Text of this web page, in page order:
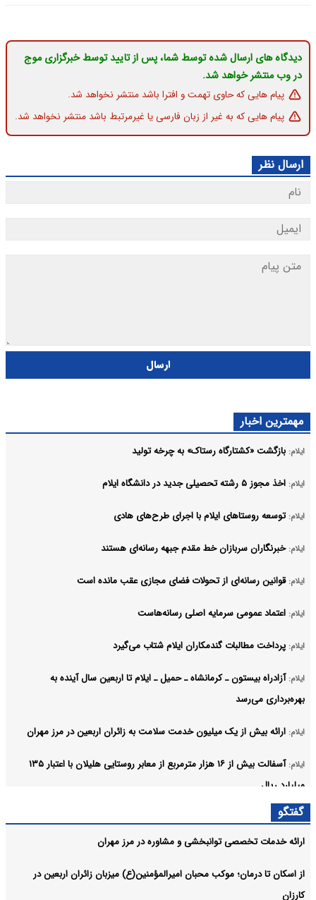
دیدگاه های ارسال شده توسط شما، پس از تایید توسط خبرگزاری موج
در وب منتشر خواهد شد.
پیام هایی که حاوی تهمت و افترا باشد منتشر نخواهد شد.
پیام هایی که به غیر از زبان فارسی یا غیرمرتبط باشد منتشر نخواهد شد.
ارسال نظر
ارسال
مهمترین اخبار
ایلام: بازگشت «کشتارگاه رستاک» به چرخه تولید
ایلام: اخذ مجوز ۵ رشته تحصیلی جدید در دانشگاه ایلام
ایلام: توسعه روستاهای ایلام با اجرای طرح‌های هادی
ایلام: خبرنگاران سربازان خط مقدم جبهه رسانه‌ای هستند
ایلام: قوانین رسانه‌ای از تحولات فضای مجازی عقب مانده است
ایلام: اعتماد عمومی سرمایه اصلی رسانه‌هاست
ایلام: پرداخت مطالبات گندمکاران ایلام شتاب می‌گیرد
ایلام: آزادراه بیستون ـ کرمانشاه ـ حمیل ـ ایلام تا اربعین سال آینده به
بهره‌برداری می‌رسد
ایلام: ارائه بیش از یک میلیون خدمت سلامت به زائران اربعین در مرز مهران
ایلام:
آسفالت بیش از ۱۶ هزار مترمربع از معابر روستایی هلیلان با اعتبار ۱۳۵
میلیارد ریال
گفتگو
ارائه خدمات تخصصی توانبخشی و مشاوره در مرز مهران
از اسکان تا درمان؛ موکب محبان امیرالمؤمنین(ع) میزبان زائران اربعین در
کارزان